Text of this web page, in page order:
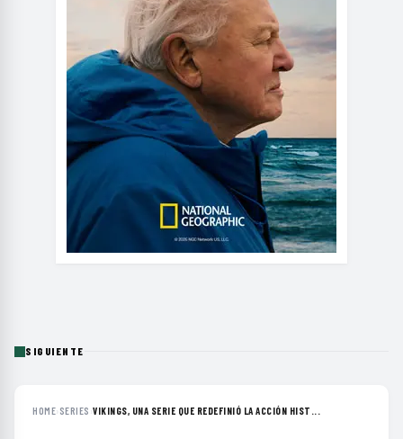
SIGUIENTE
HOME› SERIES ›VIKINGS, UNA SERIE QUE REDEFINIÓ LA ACCIÓN HIST...